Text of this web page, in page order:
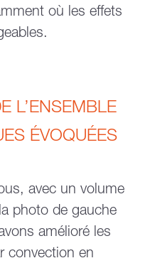
où les effets
L’ENSEMBLE
ÉVOQUÉES
avec un volume
photo de gauche
amélioré les
convection en